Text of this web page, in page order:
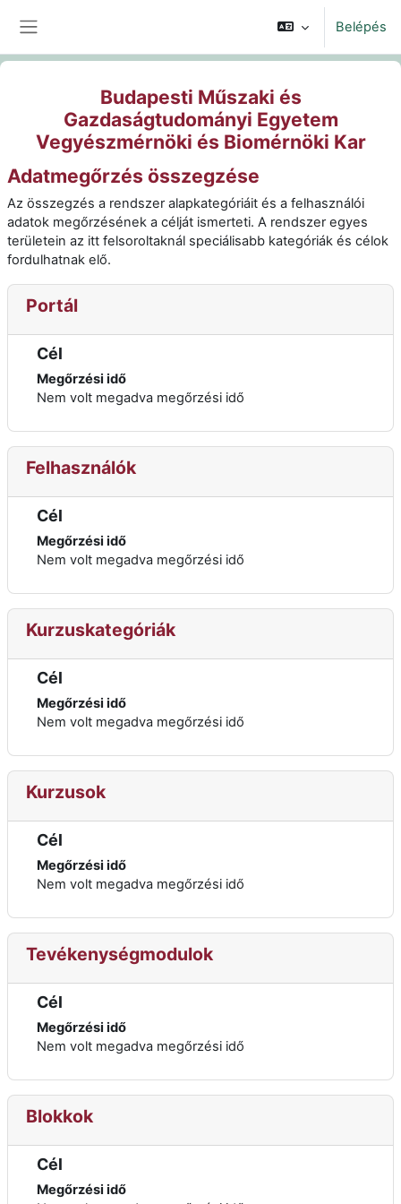
Belépés
Budapesti Műszaki és
Gazdaságtudományi Egyetem
Vegyészmérnöki és Biomérnöki Kar
Adatmegőrzés összegzése
Az összegzés a rendszer alapkategóriáit és a felhasználói
adatok megőrzésének a célját ismerteti. A rendszer egyes
területein az itt felsoroltaknál speciálisabb kategóriák és célok
fordulhatnak elő.
Portál
Cél
Megőrzési idő
Nem volt megadva megőrzési idő
Felhasználók
Cél
Megőrzési idő
Nem volt megadva megőrzési idő
Kurzuskategóriák
Cél
Megőrzési idő
Nem volt megadva megőrzési idő
Kurzusok
Cél
Megőrzési idő
Nem volt megadva megőrzési idő
Tevékenységmodulok
Cél
Megőrzési idő
Nem volt megadva megőrzési idő
Blokkok
Cél
Megőrzési idő